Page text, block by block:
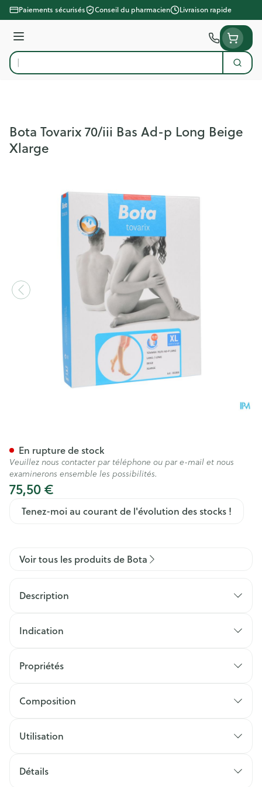
Aller au contenu
Paiements sécurisés Conseil du pharmacien Livraison rapide
Menu
Rechercher
Bota Tovarix 70/iii Bas Ad-p Long Beige
Xlarge
75,50 €
Tenez-moi au courant de l'évolution des stocks !
En rupture de stock
Veuillez nous contacter par téléphone ou par e-mail et nous
examinerons ensemble les possibilités.
Voir tous les produits de Bota
Description
Indication
Propriétés
Composition
Utilisation
Détails